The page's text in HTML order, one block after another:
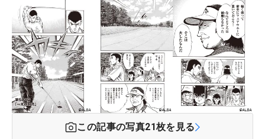
この記事の写真21枚を見る